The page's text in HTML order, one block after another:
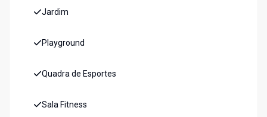
Jardim
Playground
Quadra de Esportes
Sala Fitness